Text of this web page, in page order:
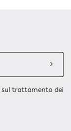
sul trattamento dei